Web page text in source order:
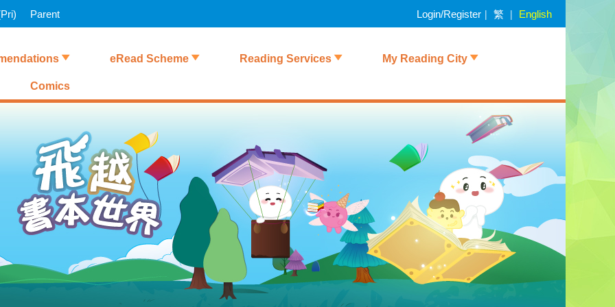
Parent Login/Register | 繁 | English
eRead Scheme Reading Services My Reading City
Comics